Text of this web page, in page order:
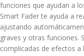
funciones que ayudan a
Smart Fader te ayuda a
ajustando
graves y otras funciones.
complicadas de efectos a